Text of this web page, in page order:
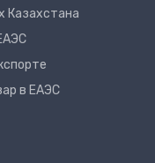
Казахстана
в ЕАЭС